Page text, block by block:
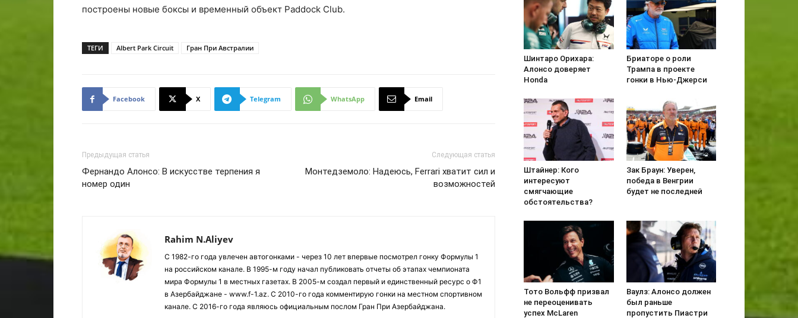
построены новые боксы и временный объект Paddock Club.
ТЕГИ Albert Park Circuit Гран При Австралии
Facebook X Telegram WhatsApp Email
Предыдущая статья
Фернандо Алонсо: В искусстве терпения я
номер один
Следующая статья
Монтедземоло: Надеюсь, Ferrari хватит сил и
возможностей
Rahim N.Aliyev
С 1982-го года увлечен автогонками - через 10 лет впервые посмотрел гонку Формулы 1
на российском канале. В 1995-м году начал публиковать отчеты об этапах чемпионата
мира Формулы 1 в местных газетах. В 2005-м создал первый и единственный ресурс о Ф1
в Азербайджане - www.f-1.az. С 2010-го года комментирую гонки на местном спортивном
канале. С 2016-го года являюсь официальным послом Гран При Азербайджана.
Шинтаро Орихара:
Алонсо доверяет
Honda
Бриаторе о роли
Трампа в проекте
гонки в Нью-Джерси
Штайнер: Кого
интересуют
смягчающие
обстоятельства?
Зак Браун: Уверен,
победа в Венгрии
будет не последней
Тото Вольфф призвал
не переоценивать
успех McLaren
Ваулз: Алонсо должен
был раньше
пропустить Пиастри